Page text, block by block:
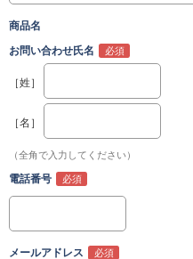
商品名
お問い合わせ氏名
［姓］
［名］
（全角で入力してください）
電話番号
メールアドレス